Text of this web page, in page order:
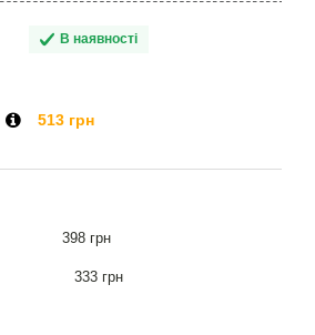
В наявності
513 грн
398 грн
333 грн